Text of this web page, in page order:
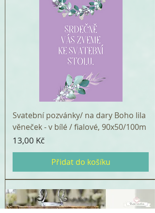
Svatební pozvánky/ na dary Boho lila
věneček - v bílé / fialové, 90x50/100m
Cena
13,00 Kč
Přidat do košíku